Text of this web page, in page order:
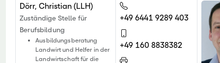
Dörr, Christian (LLH)
Zuständige Stelle für
Berufsbildung
Ausbildungsberatung
Landwirt und Helfer in der
Landwirtschaft für die
+49 6441 9289 403
+49 160 8838382